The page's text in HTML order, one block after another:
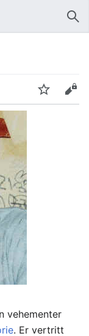
Beobachten Bearbeiten
vehementer
. Er vertritt